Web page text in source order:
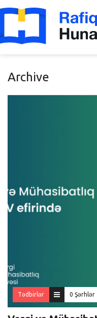
Archive
Tədbirlər 0 Şərhlər